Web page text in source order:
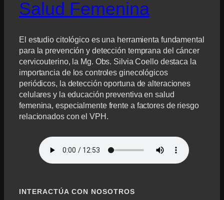
Salud Femenina
El estudio citológico es una herramienta fundamental
para la prevención y detección temprana del cáncer
cervicouterino, la Mg. Obs. Silvia Coello destaca la
importancia de los controles ginecológicos
periódicos, la detección oportuna de alteraciones
celulares y la educación preventiva en salud
femenina, especialmente frente a factores de riesgo
relacionados con el VPH.
INTERACTÚA CON NOSOTROS